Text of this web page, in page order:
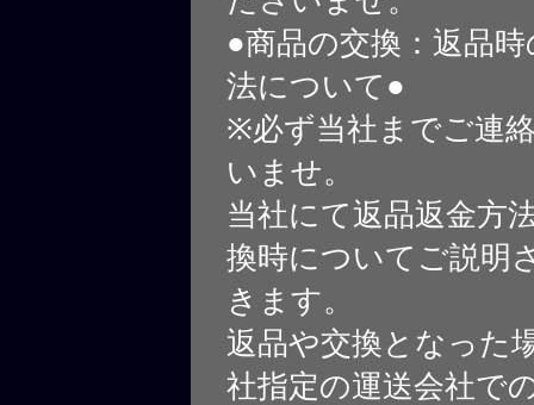
●商品の交換：返品
法について●
※必ず当社までご連
いませ。
当社にて返品返金方
換時についてご説明
きます。
返品や交換となった
社指定の運送会社で